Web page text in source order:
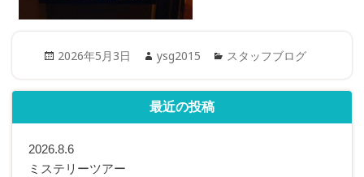
Posted
2026年5月3日 Author
ysg2015 Categories
スタッフブログ
最近の投稿
2026.8.6
ミステリーツアー